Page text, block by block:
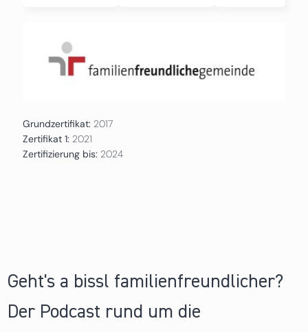
Grundzertifikat: 2017
Zertifikat 1: 2021
Zertifizierung bis: 2024
Geht's a bissl familienfreundlicher?
Der Podcast rund um die